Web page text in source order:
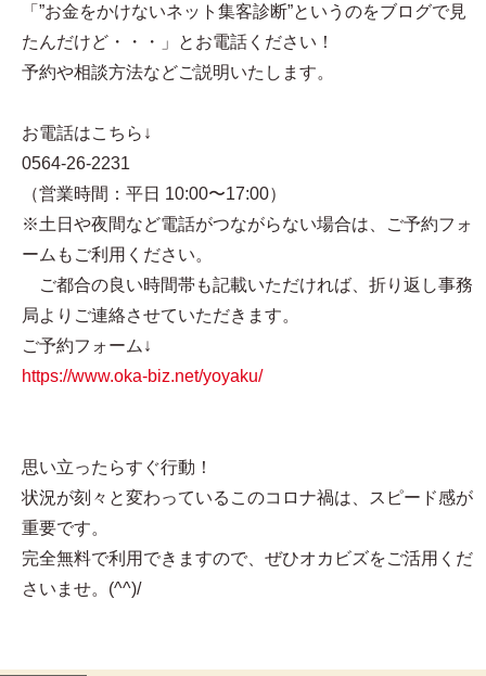
「”お金をかけないネット集客診断”というのをブログで見
たんだけど・・・」とお電話ください！
予約や相談方法などご説明いたします。
お電話はこちら↓
0564-26-2231
（営業時間：平日 10:00〜17:00）
※土日や夜間など電話がつながらない場合は、ご予約フォ
ームもご利用ください。
ご都合の良い時間帯も記載いただければ、折り返し事務
局よりご連絡させていただきます。
ご予約フォーム↓
https://www.oka-biz.net/yoyaku/
思い立ったらすぐ行動！
状況が刻々と変わっているこのコロナ禍は、スピード感が
重要です。
完全無料で利用できますので、ぜひオカビズをご活用くだ
さいませ。(^^)/